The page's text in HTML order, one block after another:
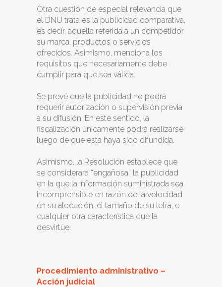
Otra cuestión de especial relevancia que
el DNU trata es la publicidad comparativa,
es decir, aquella referida a un competidor,
su marca, productos o servicios
ofrecidos. Asimismo, menciona los
requisitos que necesariamente debe
cumplir para que sea válida.
Se prevé que la publicidad no podrá
requerir autorización o supervisión previa
a su difusión. En este sentido, la
fiscalización únicamente podrá realizarse
luego de que esta haya sido difundida.
Asimismo, la Resolución establece que
se considerará “engañosa” la publicidad
en la que la información suministrada sea
incomprensible en razón de la velocidad
en su alocución, el tamaño de su letra, o
cualquier otra característica que la
desvirtúe.
Procedimiento administrativo –
Acción judicial